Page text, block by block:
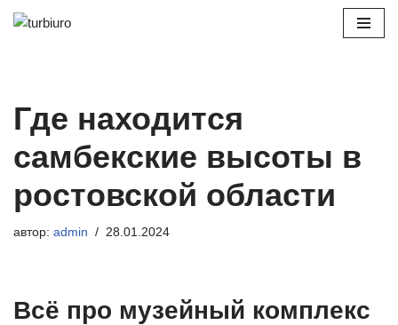
Где находится
самбекские высоты в
ростовской области
автор: admin 28.01.2024
Всё про музейный комплекс